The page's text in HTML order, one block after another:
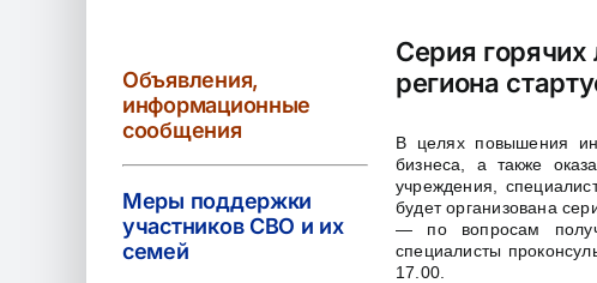
Серия
региона
В целях повышения
бизнеса, а также
учреждения,
будет организована
— по вопросам
специалисты
17.00.
Объявления,
информационные
сообщения
Меры поддержки
участников СВО и их
семей